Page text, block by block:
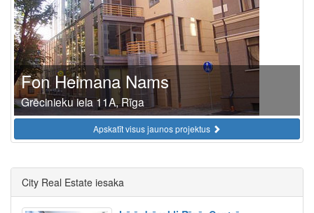
Fon Heimana Nams
Grēcinieku iela 11A, Rīga
Apskatīt visus jaunos projektus
City Real Estate iesaka